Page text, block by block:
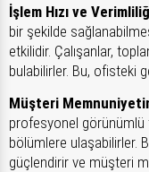
İşlem Hızı ve
bir şekilde
etkilidir. Çalışanlar,
bulabilirler. Bu, ofisteki
Müşteri
profesyonel görünümlü
bölümlere ulaşabilirler.
güçlendirir ve müşteri